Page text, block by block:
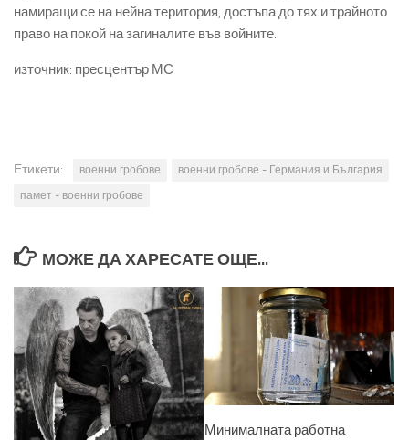
намиращи се на нейна територия, достъпа до тях и трайното
право на покой на загиналите във войните.
източник: пресцентър МС
Етикети: военни гробове
военни гробове - Германия и България
памет - военни гробове
МОЖЕ ДА ХАРЕСАТЕ ОЩЕ...
Минималната работна